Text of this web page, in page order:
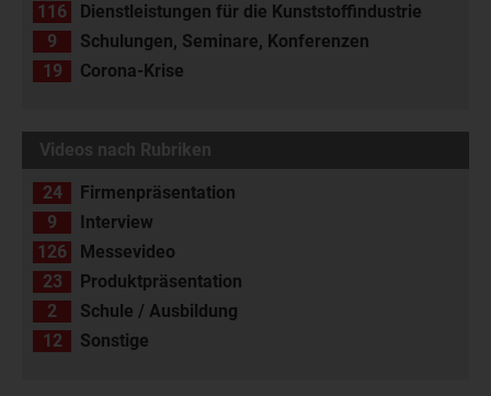
116
Dienstleistungen für die Kunststoffindustrie
9
Schulungen, Seminare, Konferenzen
19
Corona-Krise
Videos nach Rubriken
24
Firmenpräsentation
9
Interview
126
Messevideo
23
Produktpräsentation
2
Schule / Ausbildung
12
Sonstige